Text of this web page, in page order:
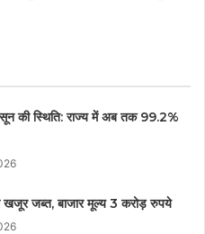
की स्थिति: राज्य में अब तक 99.2%
खजूर जब्त, बाजार मूल्य 3 करोड़ रुपये